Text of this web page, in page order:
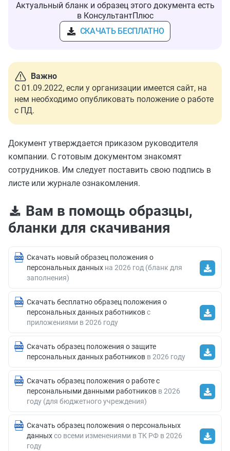
Актуальный бланк и образец этого документа есть
в КонсультантПлюс
СКАЧАТЬ БЕСПЛАТНО
Важно
С 01.09.2022, если у организации имеется сайт, на
нем необходимо опубликовать положение о работе
с ПД.
Документ утверждается приказом руководителя
компании. С готовым документом знакомят
сотрудников. Им следует поставить свою подпись в
листе или журнале ознакомления.
Вам в помощь образцы,
бланки для скачивания
Скачать новый образец положения о
персональных данных на 2026 год (бланк для
заполнения)
Скачать бесплатно образец положения о
персональных данных работниковс
приложениями в 2026 году
Скачать образец положения о защите
персональных данных работников в 2026 году
Скачать образец положения о работе с
персональными данными работников в 2026
году (для бюджетного учреждения)
Скачать образец положения о персональных
данныхсо всеми изменениями в ТК РФ в 2026
году